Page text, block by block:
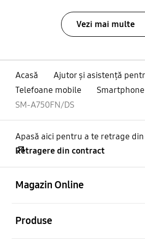
Vezi mai multe
Acasă
Ajutor și asistență
Telefoane mobile
Smartphone
SM-A750FN/DS
Apasă aici pentru a te retrage
Retragere din contract
Magazin Online
Produse